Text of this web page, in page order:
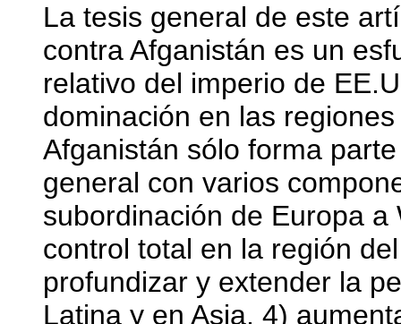
La tesis general de este
contra Afganistán es un
relativo del imperio de
dominación en las
Afganistán sólo forma
general con varios
subordinación de Europa
control total en la región
profundizar y extender la
Latina y en Asia, 4)